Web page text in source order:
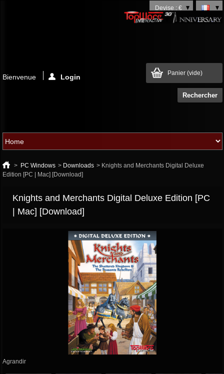
Devise : €
Panier (vide)
Bienvenue Login
> PC Windows > Downloads > Knights and Merchants Digital Deluxe
Edition [PC | Mac] [Download]
Knights and Merchants Digital Deluxe Edition [PC
| Mac] [Download]
Agrandir